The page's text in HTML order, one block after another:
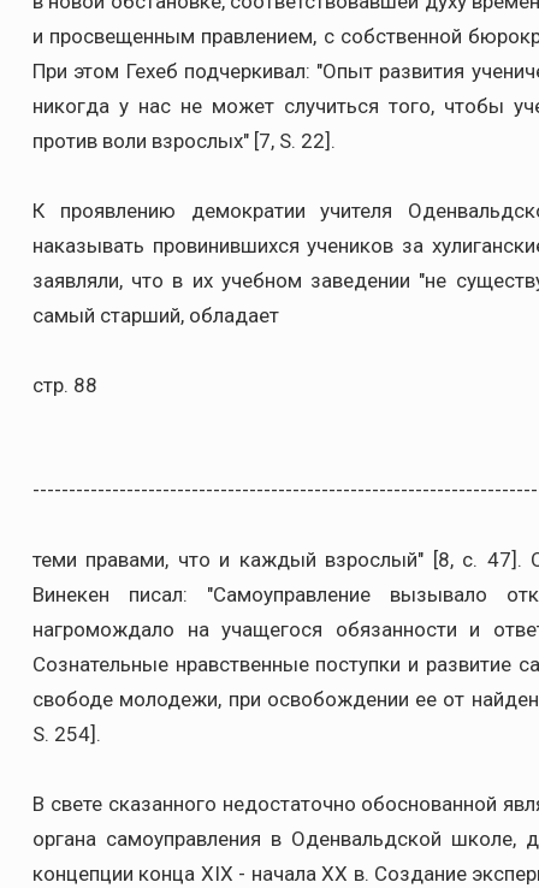
и просвещенным правлением, с собственной
При этом Гехеб подчеркивал: "Опыт развития
никогда у нас не может случиться того, чтобы
против воли взрослых" [7, S. 22].
К проявлению демократии учителя
наказывать провинившихся учеников за
заявляли, что в их учебном заведении "не
самый старший, обладает
стр. 88
теми правами, что и каждый взрослый" [8, с. 47].
Винекен писал: "Самоуправление вызывало
нагромождало на учащегося обязанности и
Сознательные нравственные поступки и
свободе молодежи, при освобождении ее от
S. 254].
В свете сказанного недостаточно обоснованной
органа самоуправления в Оденвальдской школе,
концепции конца XIX - начала XX в. Создание